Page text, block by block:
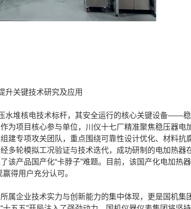
关键技术研究及应用
堆核电技术标杆，其安全运行的核心关键设备——
为项目核心参与单位，川仪十七厂精准聚焦稳压器电
建专项攻关团队，重点围绕可靠性设计优化、材料抗
多轮模拟工况验证与技术迭代，成功研制的电加热器
该产品国产化“卡脖子”难题。目前，该国产化电加热
得用户充分认可。
企业技术实力与创新能力的集中体现，更是国机集